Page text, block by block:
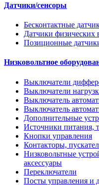
Датчики/сенсоры
Бесконтактные
Датчики физических
Позиционные
Низковольтное
Выключатели
Выключатели
Выключатель
Выключатель
Дополнительные
Источники питания,
Кнопки управления
Контакторы,
Низковольтные
аксессуары
Переключатели
Посты управления и